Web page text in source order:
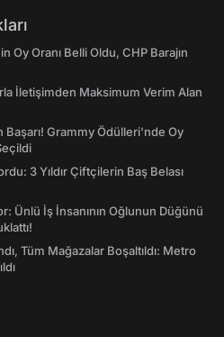
Oy Oranı Belli Oldu, CHP Barajın
İletişimden Maksimum Verim Alan
Başarı! Grammy Ödülleri'nde Oy
3 Yıldır Çiftçilerin Baş Belası
Ünlü İş İnsanının Oğlunun Düğünü
Tüm Mağazalar Boşaltıldı: Metro